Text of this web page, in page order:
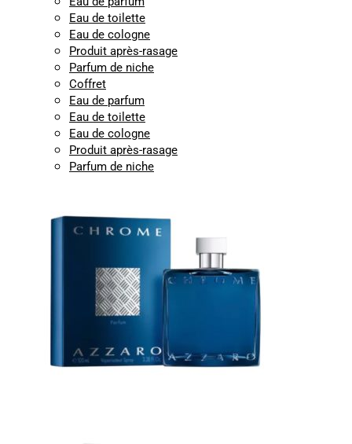
Eau de toilette
Eau de cologne
Produit après-rasage
Parfum de niche
Coffret
Eau de parfum
Eau de toilette
Eau de cologne
Produit après-rasage
Parfum de niche